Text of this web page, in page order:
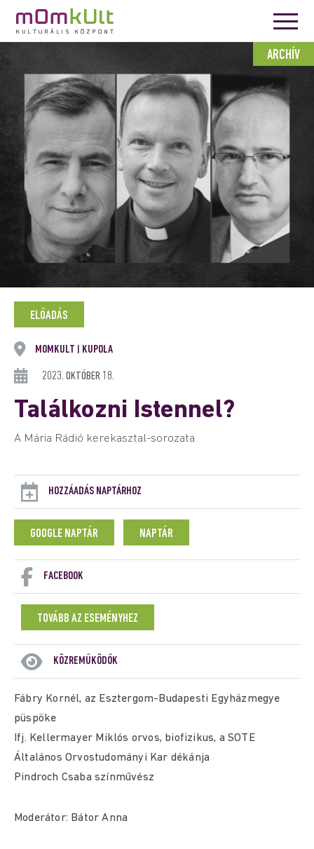
ARCHÍV
ELŐADÁS
MOMKULT KUPOLA
2023. OKTÓBER 18.
Találkozni Istennel?
A Mária Rádió kerekasztal-sorozata
HOZZÁADÁS NAPTÁRHOZ
GOOGLE NAPTÁR NAPTÁR
FACEBOOK
TOVÁBB AZ ESEMÉNYHEZ
KÖZREMŰKÖDŐK
Fábry Kornél, az Esztergom-Budapesti Egyházmegye
püspöke
Ifj. Kellermayer Miklós orvos, biofizikus, a SOTE
Általános Orvostudományi Kar dékánja
Pindroch Csaba színművész
Moderátor: Bátor Anna